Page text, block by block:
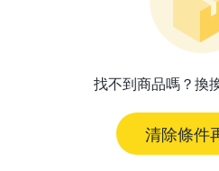
找不到商品嗎？換
清除條件